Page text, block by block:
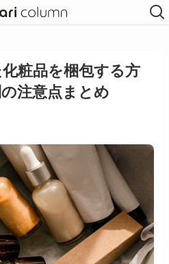
粧品を梱包する方
注意点まとめ